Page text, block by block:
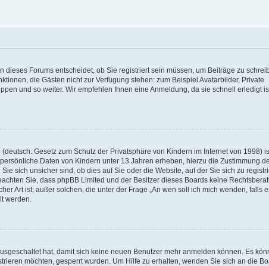
Forums entscheidet, ob Sie registriert sein müssen, um Beiträge zu
die Gästen nicht zur Verfügung stehen: zum Beispiel Avatarbilder, Private
und so weiter. Wir empfehlen Ihnen eine Anmeldung, da sie schnell erledigt
Gesetz zum Schutz der Privatsphäre von Kindern im Internet von 1998)
Daten von Kindern unter 13 Jahren erheben, hierzu die Zustimmung
sich unsicher sind, ob dies auf Sie oder die Website, auf der Sie sich zu
Sie, dass phpBB Limited und der Besitzer dieses Boards keine
Art ist; außer solchen, die unter der Frage „An wen soll ich mich wenden, falls
werden.
hat, damit sich keine neuen Benutzer mehr anmelden können. Es
möchten, gesperrt wurden. Um Hilfe zu erhalten, wenden Sie sich an die